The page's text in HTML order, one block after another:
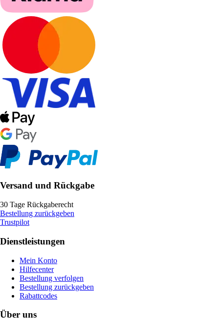
Versand und Rückgabe
30 Tage Rückgaberecht
Bestellung zurückgeben
Trustpilot
Dienstleistungen
Mein Konto
Hilfecenter
Bestellung verfolgen
Bestellung zurückgeben
Rabattcodes
Über uns